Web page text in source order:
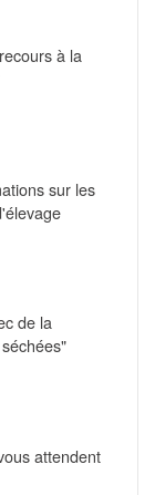
à la
sur les
de la
attendent